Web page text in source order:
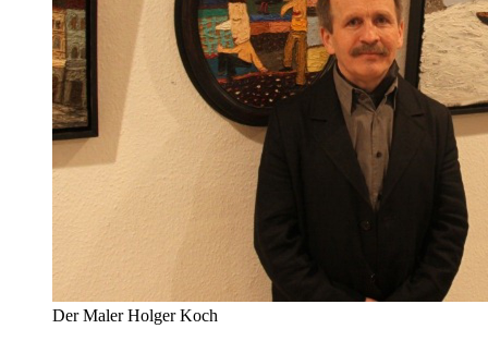
Der Maler Holger Koch